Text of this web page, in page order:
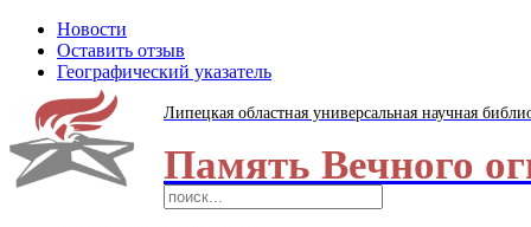
Новости
Оставить отзыв
Географический указатель
Липецкая областная универсальная научная
Память Вечного